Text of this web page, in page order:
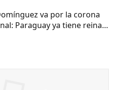
va por la corona
Paraguay ya tiene reina